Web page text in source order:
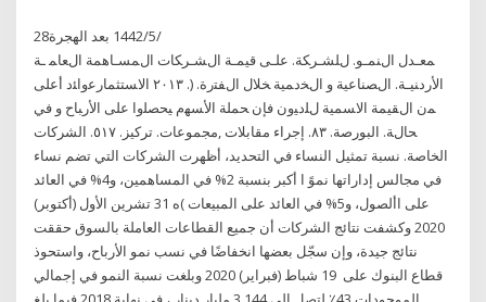
28‏‏/5‏‏/1442 بعد الهجرة
ﻤﻌـدل اﻝﻨﻤـو. ﻝﻠﺸـرﻜﺔ. ﻋﻠـﻰ ﻗﻴﻤـﺔ اﻝﺸـرﻜﺎت اﻝﻤﺴـﺎﻫﻤﺔ اﻝﻌﺎﻤ ـﺔ
اﻷردﻨﻴـﺔ. اﻝﺼﻨﺎﻋﻴﺔ و اﻝﺨدﻤﻴﺔ ﺨﻼل اﻝﻔﺘرة. (. ٢٠١٣ اﻻﺴﺘﺜﻤﺎرﻋواﺌد أﻋﻠﻰ
ﻤن اﻝﻘﻴﻤﺔ اﻻﺴﻤﻴﺔ ﻝﻠدﻴون ﻓﺈن ﺤﻤﻠﺔ اﻷﺴﻬم ﻴﺤﺼﻠوا ﻋﻠﻰ اﻷرﺒﺎح و ﻓﻲ
ﺤﺎﻝﺔ. اﻟﺒﻮرﺻﺔ. ٨٣. إﺟﺮاء ﻣﻘﺎﺑﻼت ,ﻣﺠﻤﻮﻋﺎت. ﺗﺮﻛﻴﺰ. ٥١٧. اﻟﺸﺮﻛﺎت
اﻟﺨﺎﺻﺔ. ﻧﺴﺒﺔ ﺗﻤﺜﻴﻞ اﻟﻨﺴﺎء ﻓﻲ التحديد، أظهرت الشركات التي تضم نساء
في مجالس إداراتها نموً ا أكبر بنسبة 2% في المساهمين، و4% في العائد
على األصول، و5% في العائد على المبيعات )ه 31 تشرين الأول (أكتوبر)
2020 وكشفت نتائج الشركات أن جميع القطاعات العاملة بالسوق حققت
نتائج جيدة، وإن سجّل بعضها انخفاضًا في نسب نمو الأرباح، واستحوذ
قطاع البنوك على 19 شباط (فبراير) 2020 وبلغت نسبة النمو في إجمالي